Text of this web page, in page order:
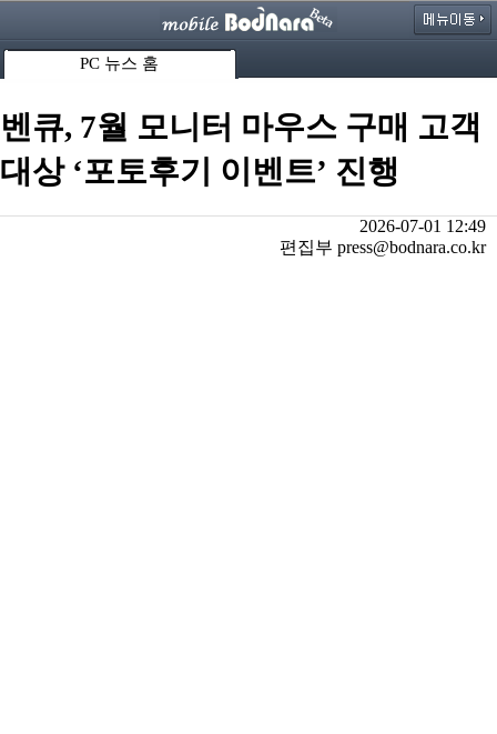
PC 뉴스 홈
벤큐, 7월 모니터 마우스 구매 고객
대상 ‘포토후기 이벤트’ 진행
2026-07-01 12:49
편집부 press@bodnara.co.kr